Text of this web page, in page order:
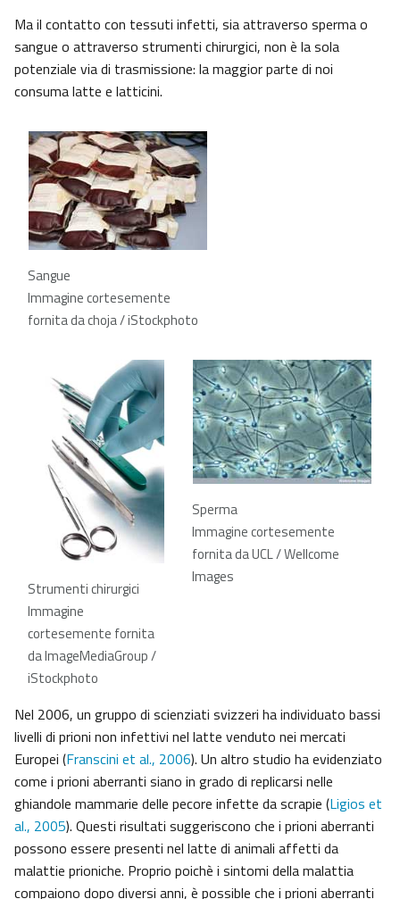
Ma il contatto con tessuti infetti, sia attraverso sperma o
sangue o attraverso strumenti chirurgici, non è la sola
potenziale via di trasmissione: la maggior parte di noi
consuma latte e latticini.
Sangue
Immagine cortesemente
fornita da choja / iStockphoto
Sperma
Immagine cortesemente
fornita da UCL / Wellcome
Images
Strumenti chirurgici
Immagine
cortesemente fornita
da ImageMediaGroup /
iStockphoto
Nel 2006, un gruppo di scienziati svizzeri ha individuato bassi
livelli di prioni non infettivi nel latte venduto nei mercati
Europei (Franscini et al., 2006). Un altro studio ha evidenziato
come i prioni aberranti siano in grado di replicarsi nelle
ghiandole mammarie delle pecore infette da scrapie (Ligios et
al., 2005). Questi risultati suggeriscono che i prioni aberranti
possono essere presenti nel latte di animali affetti da
malattie prioniche. Proprio poichè i sintomi della malattia
compaiono dopo diversi anni, è possible che i prioni aberranti